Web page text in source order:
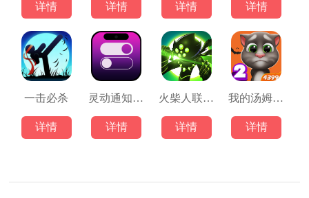
详情 详情 详情 详情
一击必杀
详情
灵动通知软件
详情
火柴人联盟竞技场
详情
我的汤姆猫2正版
详情